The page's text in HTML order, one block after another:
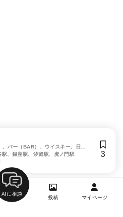
バー（BAR）、ウイスキー、日本
、銀座駅、汐留駅、虎ノ門駅
3
AIに相談
投稿 マイページ